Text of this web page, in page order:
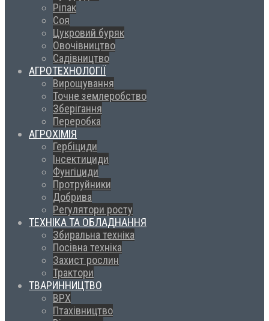
Ріпак
Соя
Цукровий буряк
Овочівництво
Садівництво
АГРОТЕХНОЛОГІЇ
Вирощування
Точне землеробство
Зберігання
Переробка
АГРОХІМІЯ
Гербіциди
Інсектициди
Фунгіциди
Протруйники
Добрива
Регулятори росту
ТЕХНІКА ТА ОБЛАДНАННЯ
Збиральна техніка
Посівна техніка
Захист рослин
Трактори
ТВАРИННИЦТВО
ВРХ
Птахівництво